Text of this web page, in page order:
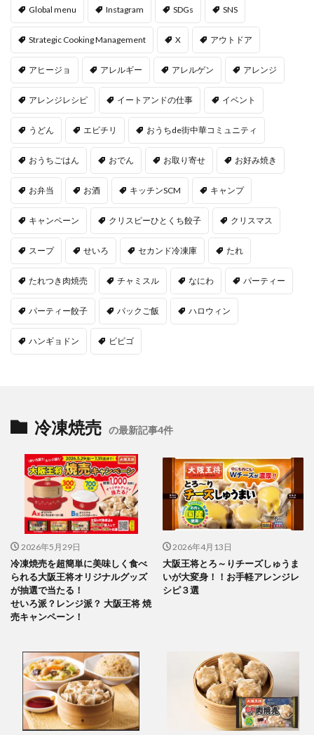
Global menu Instagram SDGs SNS
Strategic Cooking Management X アウトドア
アヒージョ アレルギー アレルゲン アレンジ
アレンジレシピ イートアンドの仕事 イベント
うどん エビチリ おうちde街中華コミュニティ
おうちごはん おでん お取り寄せ お好み焼き
お弁当 お酒 キッチンSCM キャンプ
キャンペーン クリスピーひとくち餃子 クリスマス
スープ せいろ セカンド冷凍庫 たれ
たれつき肉焼売 チャミスル なにわ パーティー
パーティー餃子 パックご飯 ハロウィン
ハンギョドン ビビゴ
冷凍焼売 の最新記事4件
2026年5月29日
冷凍焼売を超簡単に美味しく食べ
られる大阪王将オリジナルグッズ
が抽選で当たる！
せいろ派？レンジ派？ 大阪王将 焼
売キャンペーン！
2026年4月13日
大阪王将とろ～りチーズしゅうま
いが大変身！！お手軽アレンジレ
シピ３選